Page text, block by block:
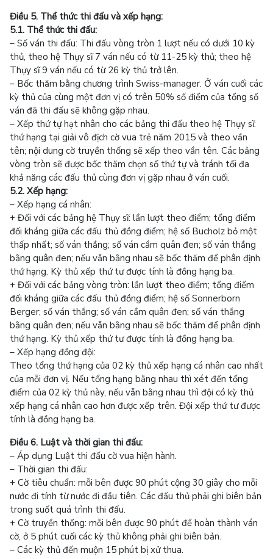
Điều 5. Thể thức thi đấu và xếp hạng:
5.1. Thể thức thi đấu:
– Số ván thi đấu: Thi đấu vòng tròn 1 lượt nếu có dưới 10 kỳ
thủ, theo hệ Thụy sĩ 7 ván nếu có từ 11-25 kỳ thủ; theo hệ
Thụy sĩ 9 ván nếu có từ 26 kỳ thủ trở lên.
– Bốc thăm bằng chương trình Swiss-manager. Ở ván cuối các
kỳ thủ của cùng một đơn vị có trên 50% số điểm của tổng số
ván đã thi đấu sẽ không gặp nhau.
– Xếp thứ tự hạt nhân cho các bảng thi đấu theo hệ Thụy sĩ:
thứ hạng tại giải vô địch cờ vua trẻ năm 2015 và theo vần
tên; nội dung cờ truyền thống sẽ xếp theo vần tên. Các bảng
vòng tròn sẽ được bốc thăm chọn số thứ tự và tránh tối đa
khả năng các đấu thủ cùng đơn vị gặp nhau ở ván cuối.
5.2. Xếp hạng:
– Xếp hạng cá nhân:
+ Đối với các bảng hệ Thụy sĩ: lần lượt theo điểm; tổng điểm
đối kháng giữa các đấu thủ đồng điểm; hệ số Bucholz bỏ một
thấp nhất; số ván thắng; số ván cầm quân đen; số ván thắng
bằng quân đen; nếu vẫn bằng nhau sẽ bốc thăm để phân định
thứ hạng. Kỳ thủ xếp thứ tư được tính là đồng hạng ba.
+ Đối với các bảng vòng tròn: lần lượt theo điểm; tổng điểm
đối kháng giữa các đấu thủ đồng điểm; hệ số Sonnerborn
Berger; số ván thắng; số ván cầm quân đen; số ván thắng
bằng quân đen; nếu vẫn bằng nhau sẽ bốc thăm để phân định
thứ hạng. Kỳ thủ xếp thứ tư được tính là đồng hạng ba.
– Xếp hạng đồng đội:
Theo tổng thứ hạng của 02 kỳ thủ xếp hạng cá nhân cao nhất
của mỗi đơn vị. Nếu tổng hạng bằng nhau thì xét đến tổng
điểm của 02 kỳ thủ này, nếu vẫn bằng nhau thì đội có kỳ thủ
xếp hạng cá nhân cao hơn được xếp trên. Đội xếp thứ tư được
tính là đồng hạng ba.
Điều 6. Luật và thời gian thi đấu:
– Áp dụng Luật thi đấu cờ vua hiện hành.
– Thời gian thi đấu:
+ Cờ tiêu chuẩn: mỗi bên được 90 phút cộng 30 giây cho mỗi
nước đi tính từ nước đi đầu tiên. Các đấu thủ phải ghi biên bản
trong suốt quá trình thi đấu.
+ Cờ truyền thống: mỗi bên được 90 phút để hoàn thành ván
cờ, ở 5 phút cuối các kỳ thủ không phải ghi biên bản.
– Các kỳ thủ đến muộn 15 phút bị xử thua.